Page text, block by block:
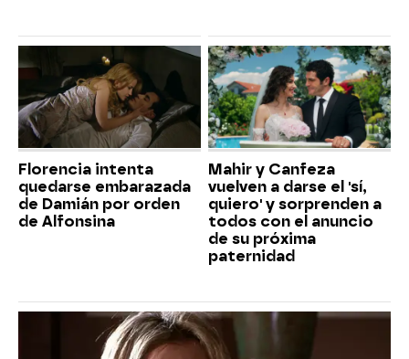
Florencia intenta
quedarse embarazada
de Damián por orden
de Alfonsina
Mahir y Canfeza
vuelven a darse el 'sí,
quiero' y sorprenden a
todos con el anuncio
de su próxima
paternidad